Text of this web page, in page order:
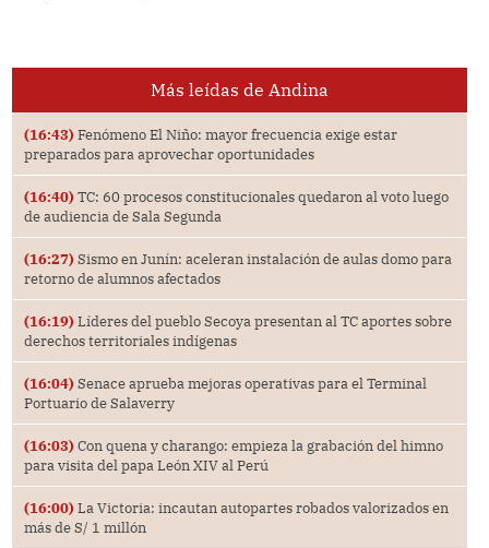
Más leídas de Andina
(16:43) Fenómeno El Niño: mayor frecuencia exige estar
preparados para aprovechar oportunidades
(16:40) TC: 60 procesos constitucionales quedaron al voto luego
de audiencia de Sala Segunda
(16:27) Sismo en Junín: aceleran instalación de aulas domo para
retorno de alumnos afectados
(16:19) Líderes del pueblo Secoya presentan al TC aportes sobre
derechos territoriales indígenas
(16:04) Senace aprueba mejoras operativas para el Terminal
Portuario de Salaverry
(16:03) Con quena y charango: empieza la grabación del himno
para visita del papa León XIV al Perú
(16:00) La Victoria: incautan autopartes robados valorizados en
más de S/ 1 millón